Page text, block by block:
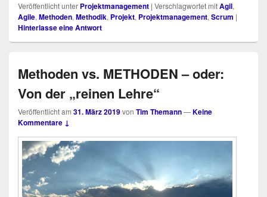
Veröffentlicht unter Projektmanagement | Verschlagwortet mitAgil,
Agile, Methoden, Methodik, Projekt, Projektmanagement, Scrum |
Hinterlasse eine Antwort
Methoden vs. METHODEN – oder:
Von der „reinen Lehre“
Veröffentlicht am 31. März 2019von Tim Themann—Keine
Kommentare ↓